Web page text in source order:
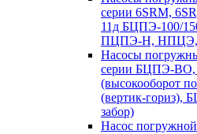
серии 6SRM,
11д БЦПЭ-100/
ПЦПЭ-Н,
Насосы
серии БЦПЭ-
(высокооборот
(вертик-гориз),
забор)
Насос